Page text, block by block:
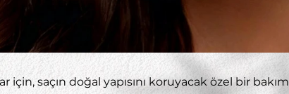
için, saçın doğal yapısını koruyacak özel bir bakım